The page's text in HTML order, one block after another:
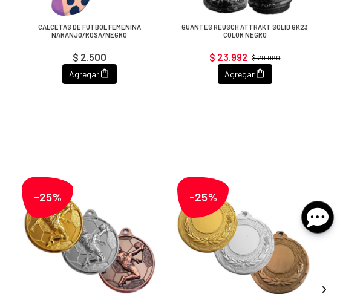
CALCETAS DE FÚTBOL FEMENINA
NARANJO/ROSA/NEGRO
$ 2.500
Agregar
GUANTES REUSCH ATTRAKT SOLID GK23
COLOR NEGRO
$ 29.990
$ 23.992
Agregar
-25% -25%